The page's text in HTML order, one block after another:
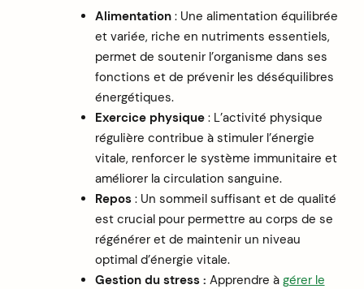
Alimentation: Une alimentation équilibrée
et variée, riche en nutriments essentiels,
permet de soutenir l’organisme dans ses
fonctions et de prévenir les déséquilibres
énergétiques.
Exercice physique: L’activité physique
régulière contribue à stimuler l’énergie
vitale, renforcer le système immunitaire et
améliorer la circulation sanguine.
Repos: Un sommeil suffisant et de qualité
est crucial pour permettre au corps de se
régénérer et de maintenir un niveau
optimal d’énergie vitale.
Gestion du stress : Apprendre à gérer le